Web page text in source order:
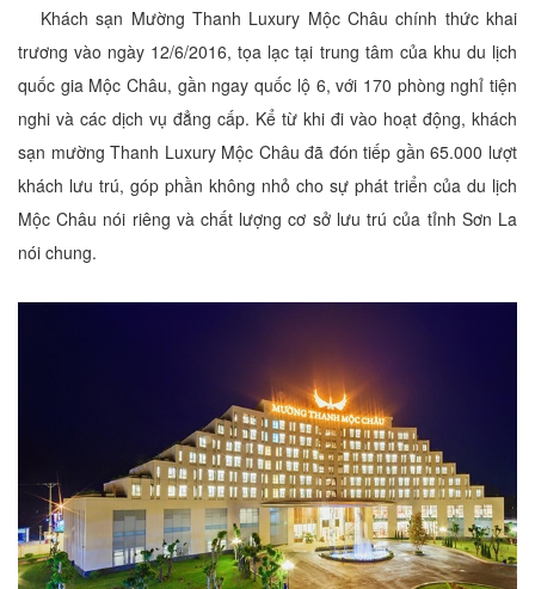
Khách sạn Mường Thanh Luxury Mộc Châu chính thức khai
trương vào ngày 12/6/2016, tọa lạc tại trung tâm của khu du lịch
quốc gia Mộc Châu, gần ngay quốc lộ 6, với 170 phòng nghỉ tiện
nghi và các dịch vụ đẳng cấp. Kể từ khi đi vào hoạt động, khách
sạn mường Thanh Luxury Mộc Châu đã đón tiếp gần 65.000 lượt
khách lưu trú, góp phần không nhỏ cho sự phát triển của du lịch
Mộc Châu nói riêng và chất lượng cơ sở lưu trú của tỉnh Sơn La
nói chung.